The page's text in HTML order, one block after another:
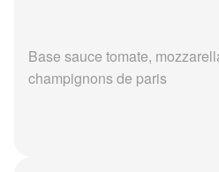
Base sauce tomate,
champignons de paris